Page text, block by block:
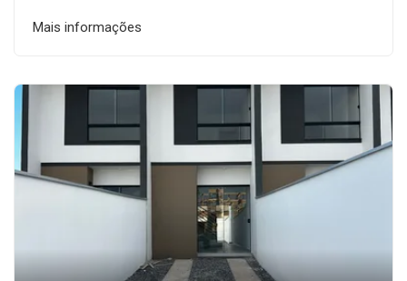
Mais informações